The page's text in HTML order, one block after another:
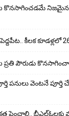
కొనసాగించడమే నిజమైన
కీలక కూడళ్లలో
పౌరుడు
పనులు వెంటనే
పెంచాలి.. బీఎల్ఓలకు